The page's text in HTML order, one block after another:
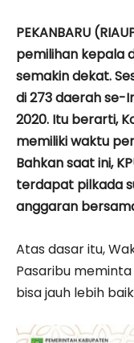
PEKANBARU
pemilihan kepala
semakin dekat.
di 273 daerah se-
2020. Itu berarti,
memiliki waktu
Bahkan saat ini,
terdapat pilkada
anggaran
Atas dasar itu,
Pasaribu
bisa jauh lebih